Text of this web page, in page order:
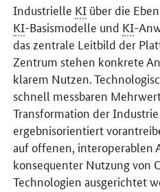
Industrielle KI über die
KI-Basismodelle und KI-
das zentrale Leitbild der
Zentrum stehen konkrete
klarem Nutzen.
schnell messbaren
Transformation der
ergebnisorientiert
auf offenen, interoperablen
konsequenter Nutzung von
Technologien ausgerichtet